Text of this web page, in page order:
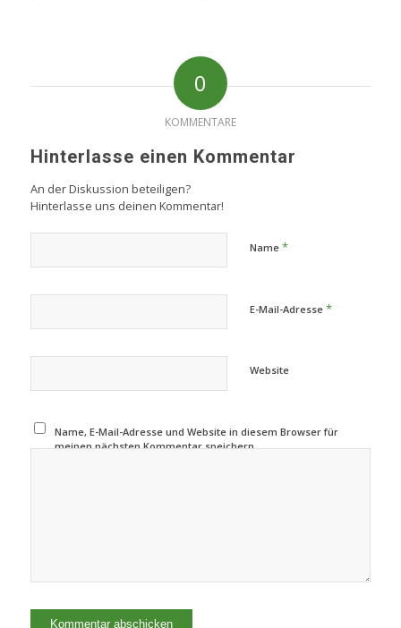
0
KOMMENTARE
Hinterlasse einen Kommentar
An der Diskussion beteiligen?
Hinterlasse uns deinen Kommentar!
Name *
E-Mail-Adresse *
Website
Name, E-Mail-Adresse und Website in diesem Browser für
meinen nächsten Kommentar speichern.